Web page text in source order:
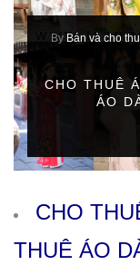
By Bán và cho
CHO THUÊ
ÁO
CHO
THUÊ ÁO